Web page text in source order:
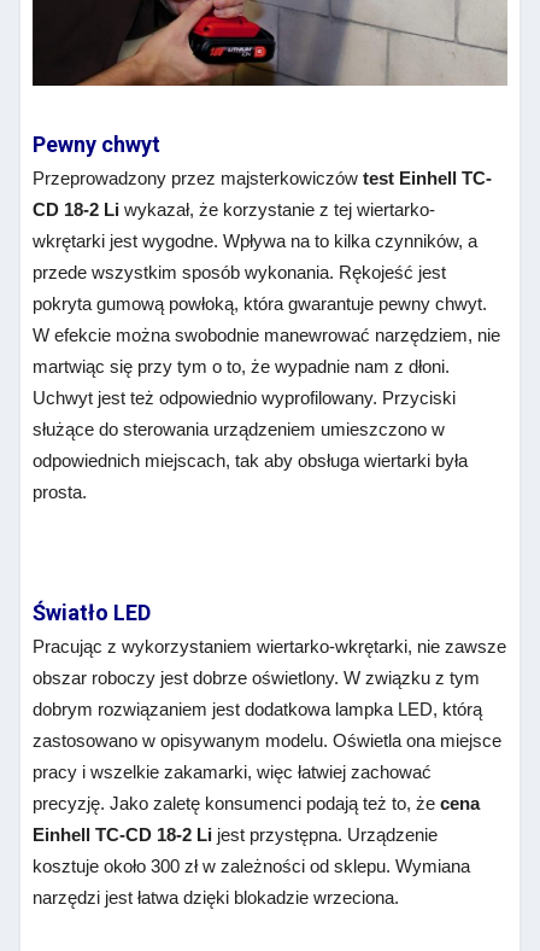
Pewny chwyt
Przeprowadzony przez majsterkowiczówtest Einhell TC-
CD 18-2 Liwykazał, że korzystanie z tej wiertarko-
wkrętarki jest wygodne. Wpływa na to kilka czynników, a
przede wszystkim sposób wykonania. Rękojeść jest
pokryta gumową powłoką, która gwarantuje pewny chwyt.
W efekcie można swobodnie manewrować narzędziem, nie
martwiąc się przy tym o to, że wypadnie nam z dłoni.
Uchwyt jest też odpowiednio wyprofilowany. Przyciski
służące do sterowania urządzeniem umieszczono w
odpowiednich miejscach, tak aby obsługa wiertarki była
prosta.
Światło LED
Pracując z wykorzystaniem wiertarko-wkrętarki, nie zawsze
obszar roboczy jest dobrze oświetlony. W związku z tym
dobrym rozwiązaniem jest dodatkowa lampka LED, którą
zastosowano w opisywanym modelu. Oświetla ona miejsce
pracy i wszelkie zakamarki, więc łatwiej zachować
precyzję. Jako zaletę konsumenci podają też to, żecena
Einhell TC-CD 18-2 Li jest przystępna. Urządzenie
kosztuje około 300 zł w zależności od sklepu. Wymiana
narzędzi jest łatwa dzięki blokadzie wrzeciona.